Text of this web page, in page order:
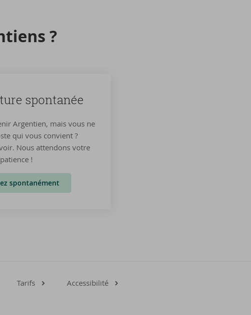
?
spon­ta­née
Argentien, mais vous ne
qui vous convient ?
Nous attendons votre
!
spontanément
Tarifs Accessibilité